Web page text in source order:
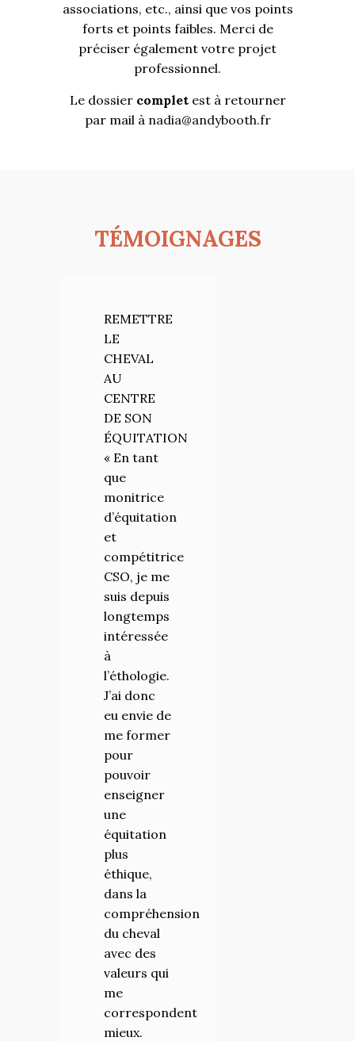
associations, etc., ainsi que vos points
forts et points faibles. Merci de
préciser également votre projet
professionnel.
Le dossier completest à retourner
par mail à nadia@andybooth.fr
TÉMOIGNAGES
REMETTRE
LE
CHEVAL
AU
CENTRE
DE SON
ÉQUITATION
« En tant
que
monitrice
d’équitation
et
compétitrice
CSO, je me
suis depuis
longtemps
intéressée
à
l’éthologie.
J’ai donc
eu envie de
me former
pour
pouvoir
enseigner
une
équitation
plus
éthique,
dans la
compréhension
du cheval
avec des
valeurs qui
me
correspondent
mieux.